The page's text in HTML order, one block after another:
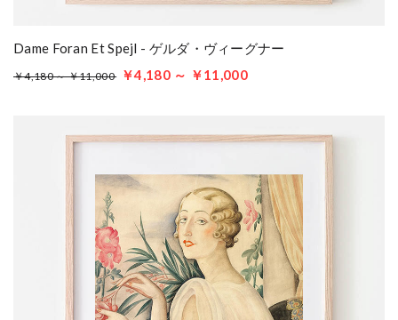
Dame Foran Et Spejl - ゲルダ・ヴィーグナー
￥4,180 ～ ￥11,000 ￥4,180 ～ ￥11,000